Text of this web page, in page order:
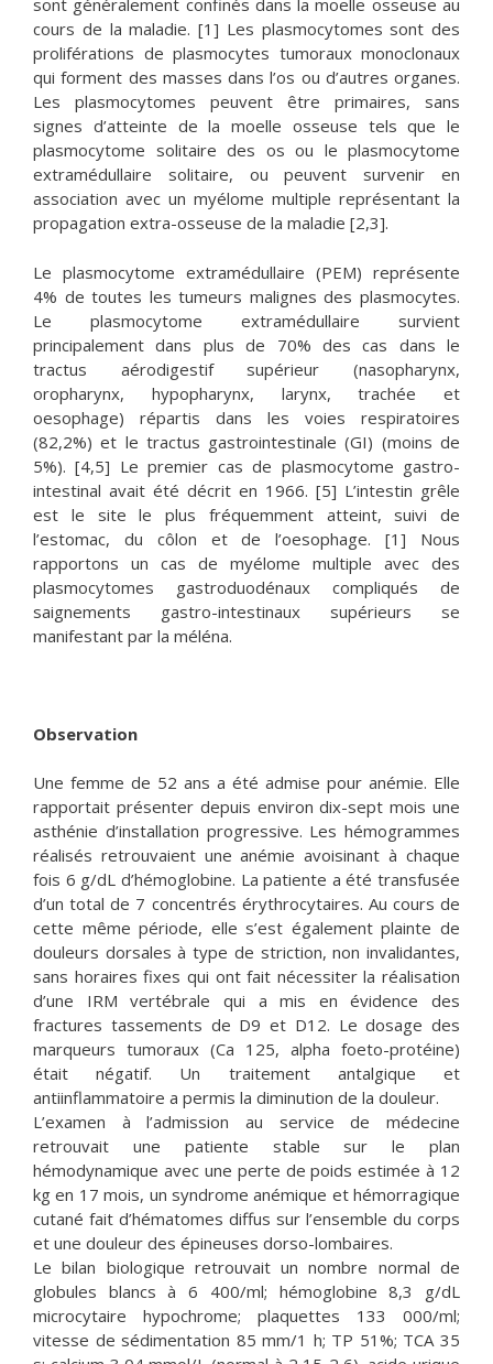
sont généralement confinés dans la moelle osseuse au
cours de la maladie. [1] Les plasmocytomes sont des
proliférations de plasmocytes tumoraux monoclonaux
qui forment des masses dans l’os ou d’autres organes.
Les plasmocytomes peuvent être primaires, sans
signes d’atteinte de la moelle osseuse tels que le
plasmocytome solitaire des os ou le plasmocytome
extramédullaire solitaire, ou peuvent survenir en
association avec un myélome multiple représentant la
propagation extra-osseuse de la maladie [2,3].
Le plasmocytome extramédullaire (PEM) représente
4% de toutes les tumeurs malignes des plasmocytes.
Le plasmocytome extramédullaire survient
principalement dans plus de 70% des cas dans le
tractus aérodigestif supérieur (nasopharynx,
oropharynx, hypopharynx, larynx, trachée et
oesophage) répartis dans les voies respiratoires
(82,2%) et le tractus gastrointestinale (GI) (moins de
5%). [4,5] Le premier cas de plasmocytome gastro-
intestinal avait été décrit en 1966. [5] L’intestin grêle
est le site le plus fréquemment atteint, suivi de
l’estomac, du côlon et de l’oesophage. [1] Nous
rapportons un cas de myélome multiple avec des
plasmocytomes gastroduodénaux compliqués de
saignements gastro-intestinaux supérieurs se
manifestant par la méléna.
Observation
Une femme de 52 ans a été admise pour anémie. Elle
rapportait présenter depuis environ dix-sept mois une
asthénie d’installation progressive. Les hémogrammes
réalisés retrouvaient une anémie avoisinant à chaque
fois 6 g/dL d’hémoglobine. La patiente a été transfusée
d’un total de 7 concentrés érythrocytaires. Au cours de
cette même période, elle s’est également plainte de
douleurs dorsales à type de striction, non invalidantes,
sans horaires fixes qui ont fait nécessiter la réalisation
d’une IRM vertébrale qui a mis en évidence des
fractures tassements de D9 et D12. Le dosage des
marqueurs tumoraux (Ca 125, alpha foeto-protéine)
était négatif. Un traitement antalgique et
antiinflammatoire a permis la diminution de la douleur.
L’examen à l’admission au service de médecine
retrouvait une patiente stable sur le plan
hémodynamique avec une perte de poids estimée à 12
kg en 17 mois, un syndrome anémique et hémorragique
cutané fait d’hématomes diffus sur l’ensemble du corps
et une douleur des épineuses dorso-lombaires.
Le bilan biologique retrouvait un nombre normal de
globules blancs à 6 400/ml; hémoglobine 8,3 g/dL
microcytaire hypochrome; plaquettes 133 000/ml;
vitesse de sédimentation 85 mm/1 h; TP 51%; TCA 35